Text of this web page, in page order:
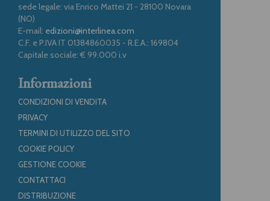
sede legale: via Enrico Mattei 21 - 28100 Novara
(NO)
E-mail: edizioni@interlinea.com
C.F. e P.IVA IT 01384860035 - R.E.A.: 169804
Capitale sociale: € 99.000 i.v
Informazioni
CONDIZIONI DI VENDITA
PRIVACY
TERMINI DI UTILIZZO DEL SITO
COOKIE POLICY
GESTIONE COOKIE
CONTATTACI
DISTRIBUZIONE